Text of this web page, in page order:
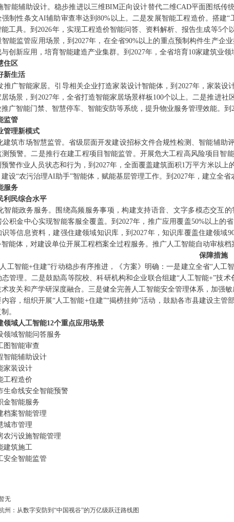
智能辅助设计。稳步推进以三维BIM正向设计替代二维CAD平面图纸传
制性条文AI辅助审查率达到80%以上。二是发展智能工程造价。搭建
工具。到2026年，实现工程造价智能问答、资料解析、报告生成等5
能监管应用场景，到2027年，在全省90%以上的重点预制构件生产企
创新应用，培育智能建造产业集群。到2027年，全省培育10家建筑业
住区
新生活
推广智能家居。引导相关企业打造家装设计智能体，到2027年，家装设
场景，到2027年，全省打造智能家居场景样板100个以上。二是推进
广智能门禁、智慧停车、智能安防等系统，提升物业服务管理效能。到
监管
管理新模式
建筑市场智慧监管。省级层面开发建设招标文件合规性检测、智能辅
预警。二是推行在建工程项目智能监管。开展危大工程高风险项目智
警作业人员状态和行为，到2027年，全面覆盖建筑面积1万平方米以
设“农污治理AI助手”智能体，赋能基层管理工作。到2027年，建立全
服务
利民综合水平
智能政务服务。围绕高频服务事项，构建支持语音、文字多模态交互
积金中心实现智能客服全覆盖。到2027年，推广应用覆盖50%以上
等信息资料，建强住建领域知识库，到2027年，知识库覆盖住建领
能体，对建设单位开展工程档案全过程服务。推广人工智能自动审核档
保障措施
工智能+住建”行动稳步有序推进，《方案》明确：一是建立全省“人
态管理。二是鼓励高等院校、科研机构和企业联合组建“人工智能+”技
术攻关和产学研深度融合。三是健全完善人工智能安全管理体系，加强
容，组织开展“人工智能+住建”“揭榜挂帅”活动，鼓励各市县建设主
。
领域人工智能12个重点应用场景
域智能问答服务
智能审查
能辅助设计
装设计
程造价
命线安全智能预警
智能服务
案智能管理
市管理
污设施智能管理
筑施工
全智能监管
无
州：从数字安防到“中国视谷”的万亿级跃迁路线图